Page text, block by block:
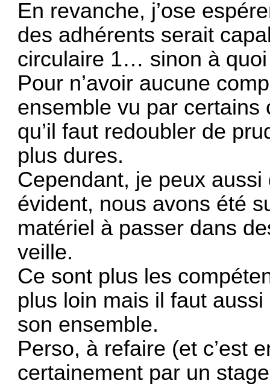
En revanche, j’ose
des adhérents serait
circulaire 1… sinon à quoi
Pour n’avoir aucune
ensemble vu par
qu’il faut redoubler de
plus dures.
Cependant, je peux
évident, nous avons été
matériel à passer dans
veille.
Ce sont plus les
plus loin mais il faut
son ensemble.
Perso, à refaire (et c’est
certainement par un